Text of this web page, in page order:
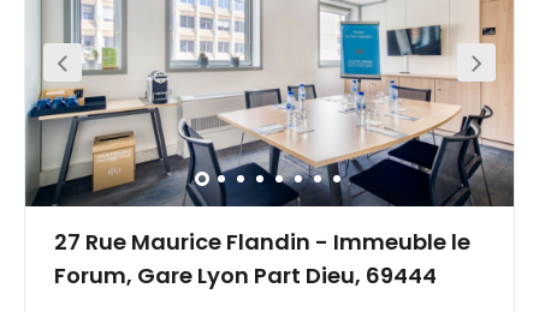
transports. Lyon encourage activement l'innovation
technologique, organisationnelle et sociale dans les
affaires et vise à devenir une région de premier plan pour
l'expérimentation. Son succès est démontré par un
nombre élevé de dépôts de brevets, de collaborations
inter-entreprises et les dépenses en matière de recherche
et développement. Il y a 10 000 chercheurs et 500
laboratoires dans la ville. Le centre Lyon Plaza Part Dieu
est situé en face d'une des principales gares TGV de la
ville, avec un accès facile à l'aéroport international Lyon
27 Rue Maurice Flandin - Immeuble le
Forum, Gare Lyon Part Dieu, 69444